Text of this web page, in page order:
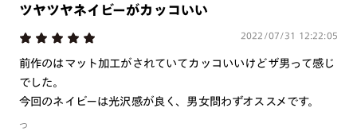
製品を近づけないで下さい。
・薄暮または夜間時における運転および路上で使用しないで下
・溶接などの遮光レンズとして使用しないで下さい。
・強い衝撃から顔や目を保護するものではありません。
・偏光レンズで自動車のフロントガラス等熱強化ガラスを見る
とひずみの干渉色が見えることがあります。レンズの特性であ
ツヤツヤネイビーがカッコいい
2022/07/31 12:22:05
前作のはマット加工がされていてカッコいいけどザ男って感じ
でした。
今回のネイビーは光沢感が良く、男女問わずオススメです。
つ